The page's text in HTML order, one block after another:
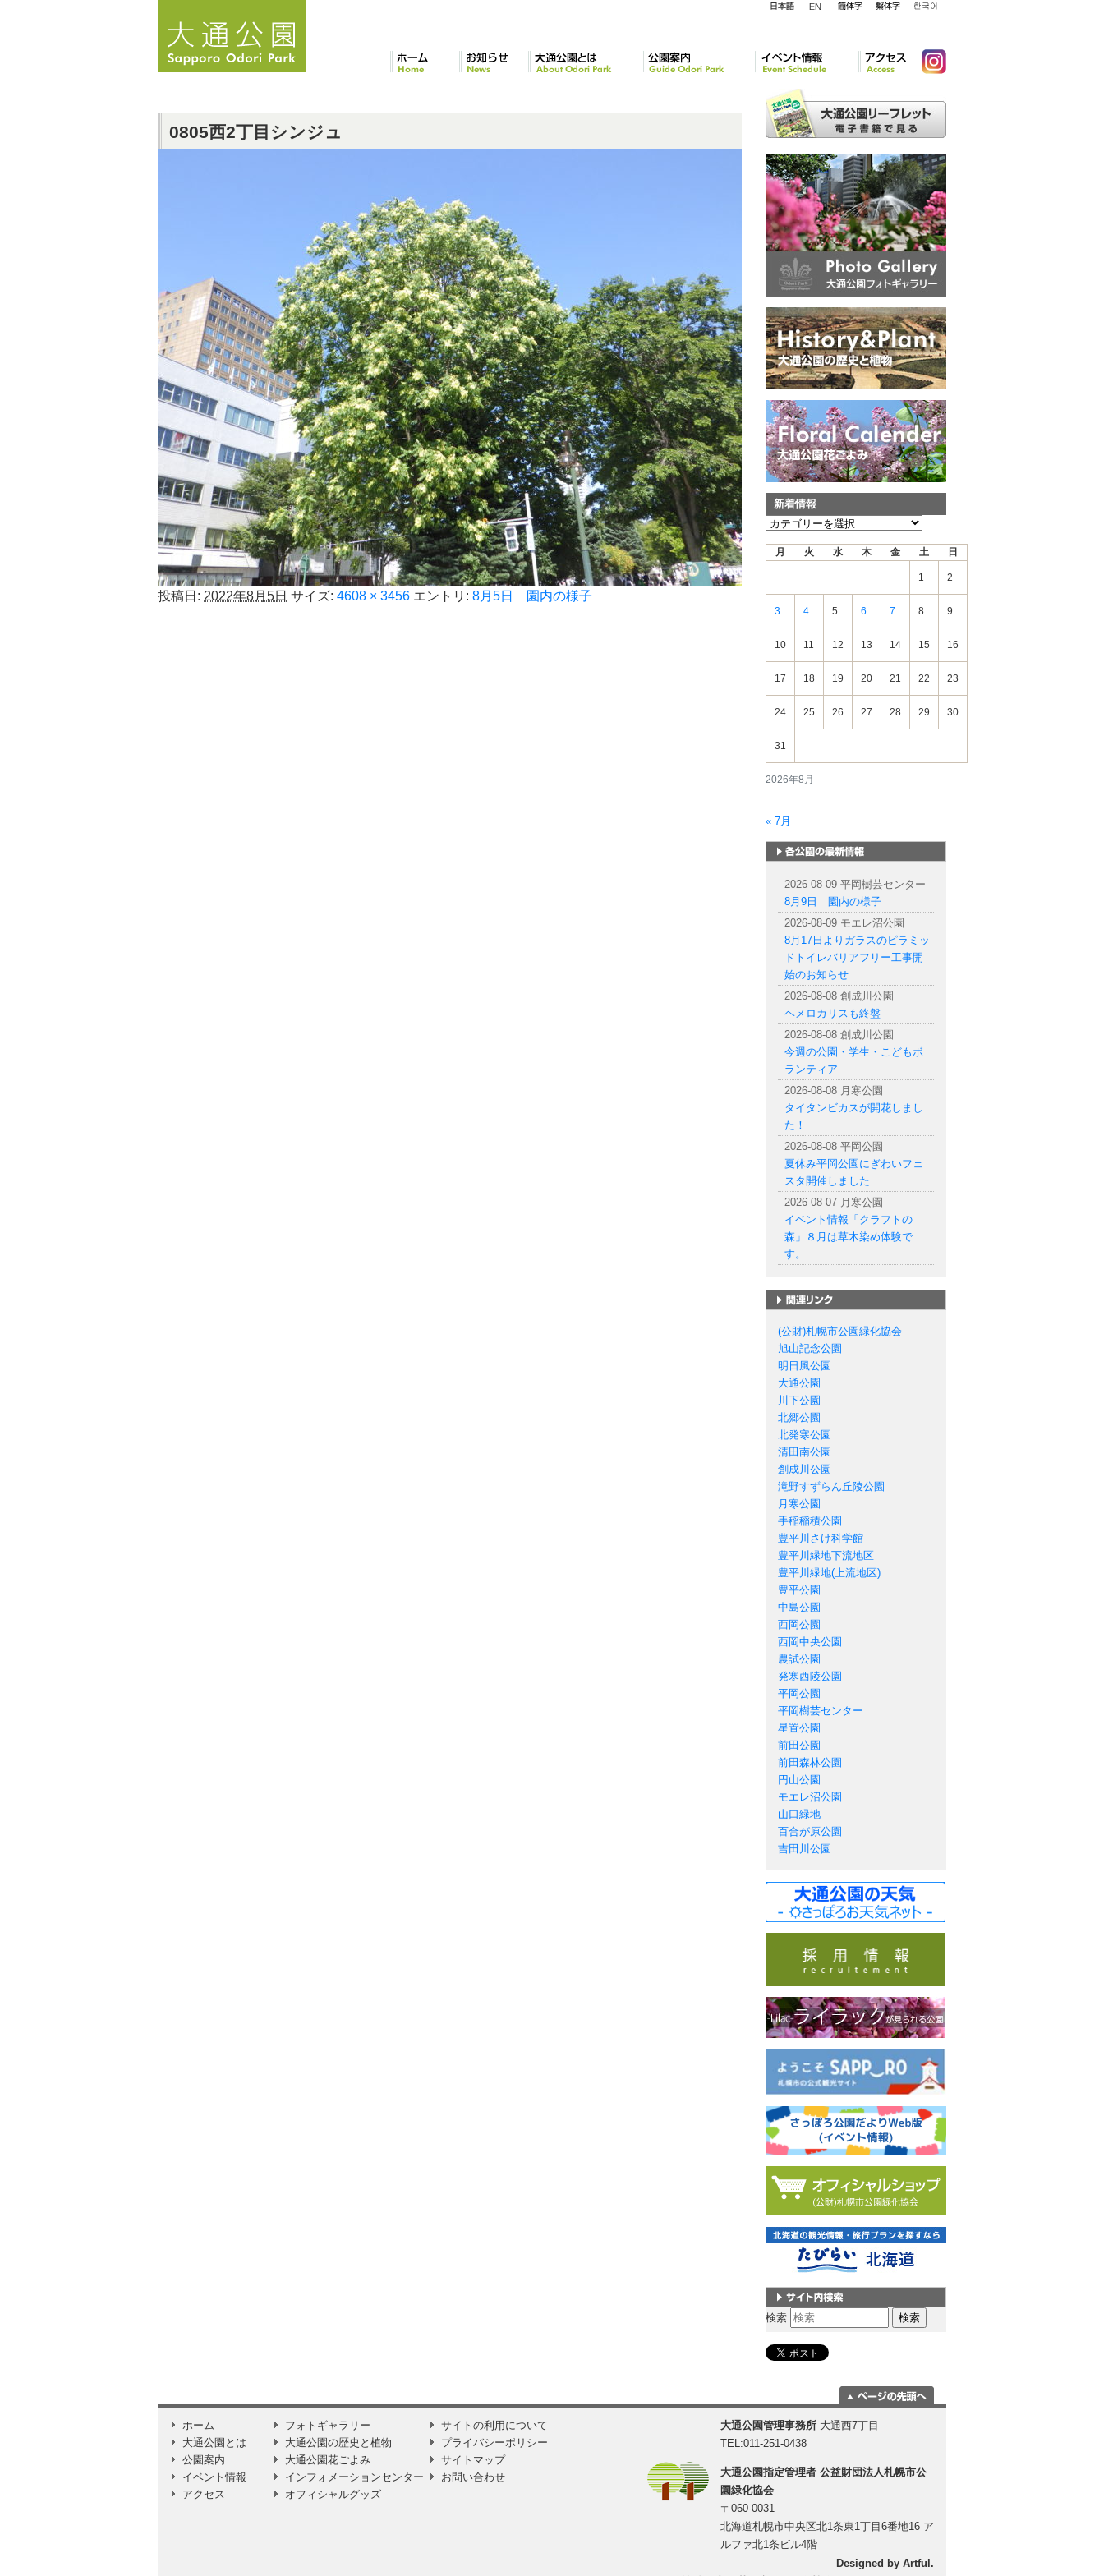
ス
0805西2丁目シンジュ
投稿日: 2022年8月5日 サイズ: 4608 × 3456 エントリ: 8月5日 園内の様子
新着情報
新
2026年8月
月 火 水 木 金 土 日
1 2
3 4 5 6 7 8 9
10 11 12 13 14 15 16
17 18 19 20 21 22 23
24 25 26 27 28 29 30
31
« 7月
2026-08-09 平岡樹芸センター
8月9日 園内の様子
2026-08-09 モエレ沼公園
8月17日よりガラスのピラミッ
ドトイレバリアフリー工事開
始のお知らせ
2026-08-08 創成川公園
ヘメロカリスも終盤
2026-08-08 創成川公園
今週の公園・学生・こどもボ
ランティア
2026-08-08 月寒公園
タイタンビカスが開花しまし
た！
2026-08-08 平岡公園
夏休み平岡公園にぎわいフェ
スタ開催しました
2026-08-07 月寒公園
イベント情報「クラフトの
森」８月は草木染め体験で
す。
(公財)札幌市公園緑化協会
旭山記念公園
明日風公園
大通公園
川下公園
北郷公園
北発寒公園
清田南公園
創成川公園
滝野すずらん丘陵公園
月寒公園
手稲稲積公園
豊平川さけ科学館
豊平川緑地下流地区
豊平川緑地(上流地区)
豊平公園
中島公園
西岡公園
西岡中央公園
農試公園
発寒西陵公園
平岡公園
平岡樹芸センター
星置公園
前田公園
前田森林公園
円山公園
モエレ沼公園
山口緑地
百合が原公園
吉田川公園
サイト内検索
検索
に移動
ホーム
大通公園とは
公園案内
イベント情報
アクセス
フォトギャラリー
大通公園の歴史と植物
大通公園花ごよみ
インフォメーションセンター
オフィシャルグッズ
サイトの利用について
プライバシーポリシー
サイトマップ
お問い合わせ
大通公園管理事務所 大通西7丁目
TEL:011-251-0438
大通公園指定管理者 公益財団法人札幌市公
園緑化協会
〒060-0031
北海道札幌市中央区北1条東1丁目6番地16 ア
ルファ北1条ビル4階
Designed by Artful.